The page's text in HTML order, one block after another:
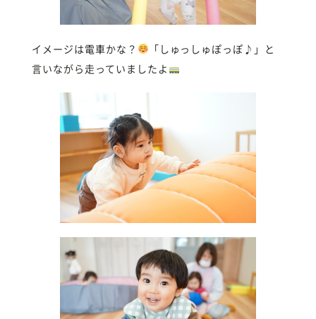
イメージは電車かな？
「しゅっしゅぽっぽ♪」と
言いながら走っていましたよ